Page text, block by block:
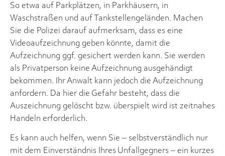
So etwa auf Parkplätzen, in Parkhäusern, in
Waschstraßen und auf Tankstellengeländen. Machen
Sie die Polizei darauf aufmerksam, dass es eine
Videoaufzeichnung geben könnte, damit die
Aufzeichnung ggf. gesichert werden kann. Sie werden
als Privatperson keine Aufzeichnung ausgehändigt
bekommen. Ihr Anwalt kann jedoch die Aufzeichnung
anfordern. Da hier die Gefahr besteht, dass die
Auszeichnung gelöscht bzw. überspielt wird ist zeitnahes
Handeln erforderlich.
Es kann auch helfen, wenn Sie – selbstverständlich nur
mit dem Einverständnis Ihres Unfallgegners – ein kurzes